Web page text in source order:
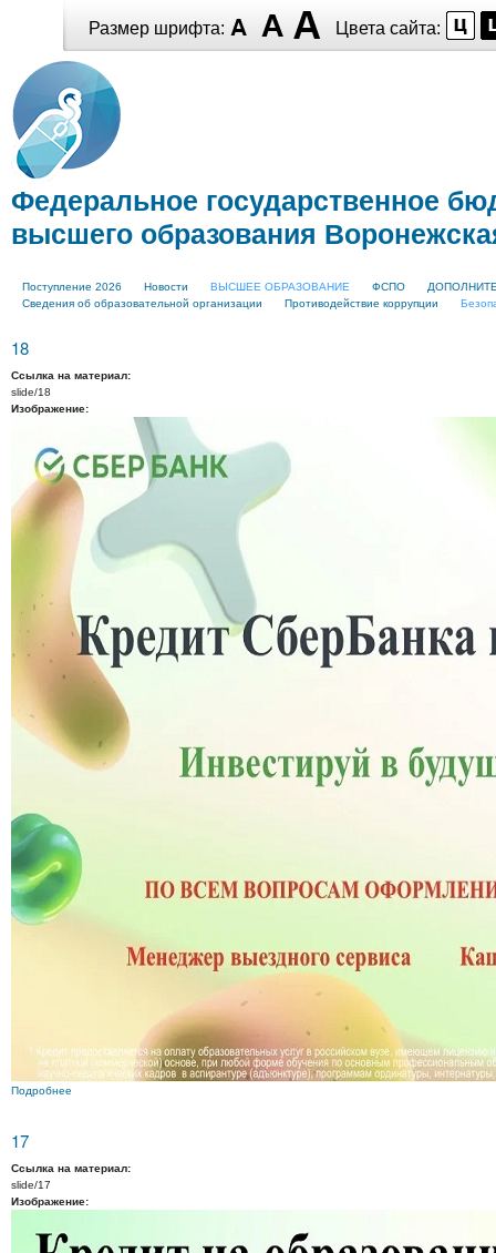
Размер шрифта: Цвета сайта:
содержанию
Федеральное государственное
высшего образования
Главное меню
Поступление 2026 Новости ВЫСШЕЕ ОБРАЗОВАНИЕ ФСПО
Сведения об образовательной организации
Противодействие коррупции
18
Ссылка на материал:
slide/18
Изображение:
Подробнее
17
Ссылка на материал:
slide/17
Изображение: